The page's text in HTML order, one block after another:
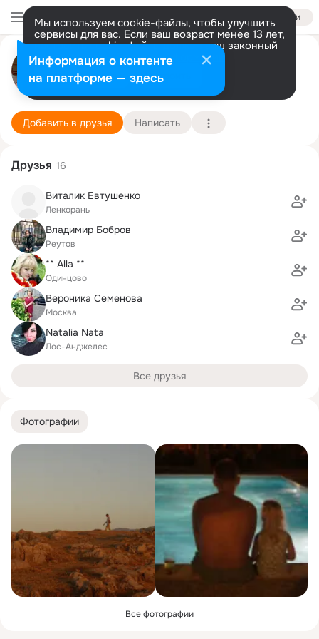
Войти
Мы используем cookie-файлы, чтобы улучшить
сервисы для вас. Если ваш возраст менее 13 лет,
настроить cookie-файлы должен ваш законный
представитель. Больше информации
Разрешить все Настроить
Сергей Карунский
Москва 19 августа (50 лет)
Подробнее
Добавить в друзья Написать
Фотографии
Все фотографии
Друзья 16
Виталик Евтушенко
Ленкорань
Владимир Бобров
Реутов
** Alla **
Одинцово
Вероника Семенова
Москва
Natalia Nata
Лос-Анджелес
Все друзья
Информация о контенте
на платформе — здесь